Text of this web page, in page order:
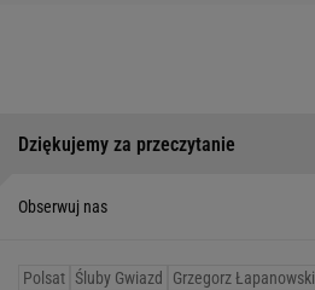
Dziękujemy za przeczytanie
Obserwuj nas
Polsat Śluby Gwiazd Grzegorz Łapanowski